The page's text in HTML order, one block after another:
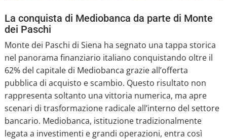
La conquista di Mediobanca da parte di Monte
dei Paschi
Monte dei Paschi di Siena ha segnato una tappa storica
nel panorama finanziario italiano conquistando oltre il
62% del capitale di Mediobanca grazie all’offerta
pubblica di acquisto e scambio. Questo risultato non
rappresenta soltanto una vittoria numerica, ma apre
scenari di trasformazione radicale all’interno del settore
bancario. Mediobanca, istituzione tradizionalmente
legata a investimenti e grandi operazioni, entra così